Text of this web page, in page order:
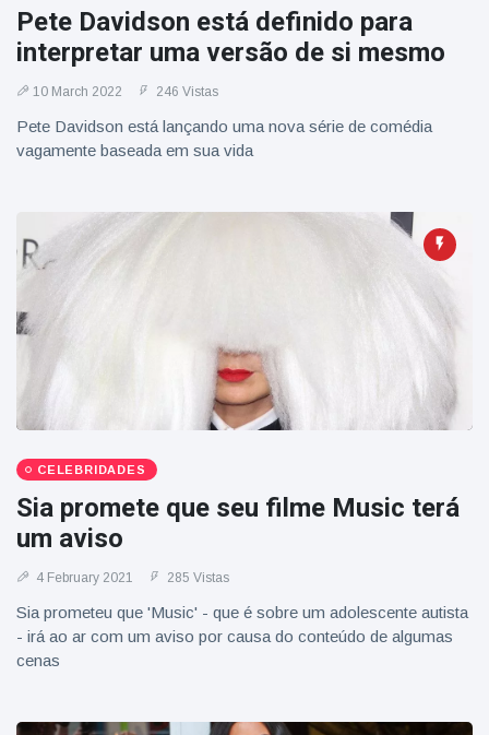
Pete Davidson está definido para
interpretar uma versão de si mesmo
10 March 2022 246 Vistas
Pete Davidson está lançando uma nova série de comédia
vagamente baseada em sua vida
CELEBRIDADES
Sia promete que seu filme Music terá
um aviso
4 February 2021 285 Vistas
Sia prometeu que 'Music' - que é sobre um adolescente autista
- irá ao ar com um aviso por causa do conteúdo de algumas
cenas